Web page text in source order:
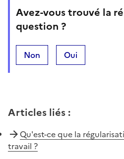
Avez-vous trouvé la
question ?
Non Oui
Articles liés :
Qu'est-ce que la
travail ?